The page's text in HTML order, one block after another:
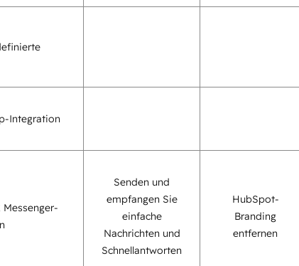
Integration
Senden und
empfangen Sie
einfache
Nachrichten und
Schnellantworten
HubSpot-
Branding
entfernen